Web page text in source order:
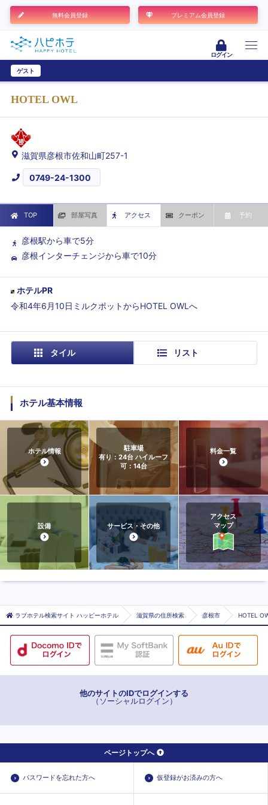
無料会員登録 プレミアム会員登録
ログイン
ゲスト
HOTEL OWL
滋賀県彦根市佐和山町257-1
0749-24-1300
TOP 部屋写真 アクセス クーポン 予約
彦根駅から車で5分
彦根インターチェンジから車で10分
ホテルPR
令和4年6月10日ミルクポットからHOTEL OWLへ
タイル リスト
ホテル基本情報
ホテル情報
駐車場
有り：24台 ハイルーフ
可：14台
料金一覧
設備 サービス・その他
アクセス
マップ
ラブホテル検索サイト ハッピーホテル 滋賀県の住所検索 彦根市 HOTEL
他のサイトのIDでログインする
（ソーシャルログイン）
ページトップへ
パスワードを忘れた方へ 仮登録がお済みの方へ